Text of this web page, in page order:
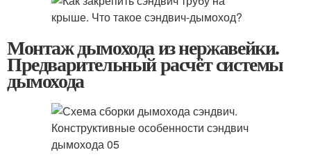
Монтаж дымохода из нержавейки.
Предварительный расчёт системы
дымохода